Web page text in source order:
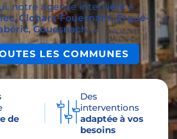
notre agence intervient à :
Clohars-Fouesnant, Ergué-
Gouesnach, ...
LES COMMUNES
de
Des
interventions
adaptée à vos
besoins